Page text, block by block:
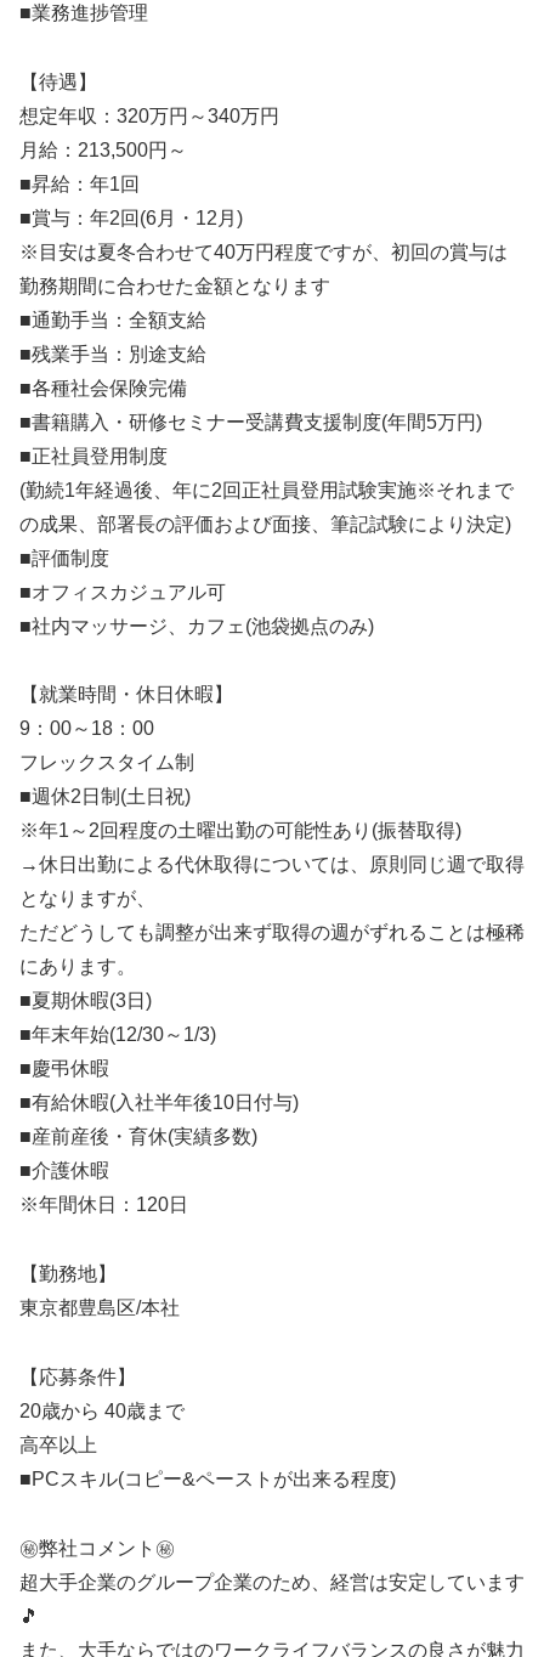
■業務進捗管理
【待遇】
想定年収：320万円～340万円
月給：213,500円～
■昇給：年1回
■賞与：年2回(6月・12月)
※目安は夏冬合わせて40万円程度ですが、初回の賞与は
勤務期間に合わせた金額となります
■通勤手当：全額支給
■残業手当：別途支給
■各種社会保険完備
■書籍購入・研修セミナー受講費支援制度(年間5万円)
■正社員登用制度
(勤続1年経過後、年に2回正社員登用試験実施※それまで
の成果、部署長の評価および面接、筆記試験により決定)
■評価制度
■オフィスカジュアル可
■社内マッサージ、カフェ(池袋拠点のみ)
【就業時間・休日休暇】
9：00～18：00
フレックスタイム制
■週休2日制(土日祝)
※年1～2回程度の土曜出勤の可能性あり(振替取得)
→休日出勤による代休取得については、原則同じ週で取得
となりますが、
ただどうしても調整が出来ず取得の週がずれることは極稀
にあります。
■夏期休暇(3日)
■年末年始(12/30～1/3)
■慶弔休暇
■有給休暇(入社半年後10日付与)
■産前産後・育休(実績多数)
■介護休暇
※年間休日：120日
【勤務地】
東京都豊島区/本社
【応募条件】
20歳から 40歳まで
高卒以上
■PCスキル(コピー&ペーストが出来る程度)
㊙️弊社コメント㊙️
超大手企業のグループ企業のため、経営は安定しています
🎵
また、大手ならではのワークライフバランスの良さが魅力